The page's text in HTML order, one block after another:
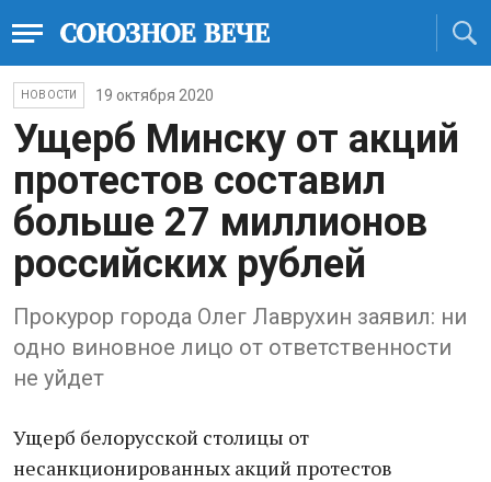
НОВОСТИ 19 октября 2020
Ущерб Минску от акций
протестов составил
больше 27 миллионов
российских рублей
Прокурор города Олег Лаврухин заявил: ни
одно виновное лицо от ответственности
не уйдет
Ущерб белорусской столицы от
несанкционированных акций протестов